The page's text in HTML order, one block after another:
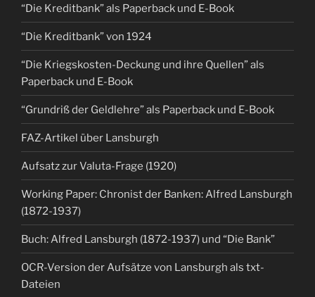
“Die Kreditbank” als Paperback und E-Book
“Die Kreditbank” von 1924
“Die Kriegskosten-Deckung und ihre Quellen” als
Paperback und E-Book
“Grundriß der Geldlehre” als Paperback und E-Book
FAZ-Artikel über Lansburgh
Aufsatz zur Valuta-Frage (1920)
Working Paper: Chronist der Banken: Alfred Lansburgh
(1872-1937)
Buch: Alfred Lansburgh (1872-1937) und “Die Bank”
OCR-Version der Aufsätze von Lansburgh als txt-
Dateien